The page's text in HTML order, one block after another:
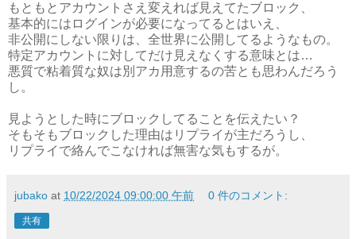
もともとアカウントさえ変えれば見えてたブロック、
基本的にはログインが必要になってるとはいえ、
非公開にしない限りは、全世界に公開してるようなもの。
特定アカウントに対してだけ見えなくする意味とは…
悪質で粘着質な奴は別アカ用意するの苦とも思わんだろう
し。
見ようとした時にブロックしてることを伝えたい？
そもそもブロックした理由はリプライが主だろうし、
リプライで絡んでこなければ無害な気もするが。
jubako at 10/22/2024 09:00:00 午前 0 件のコメント:
共有